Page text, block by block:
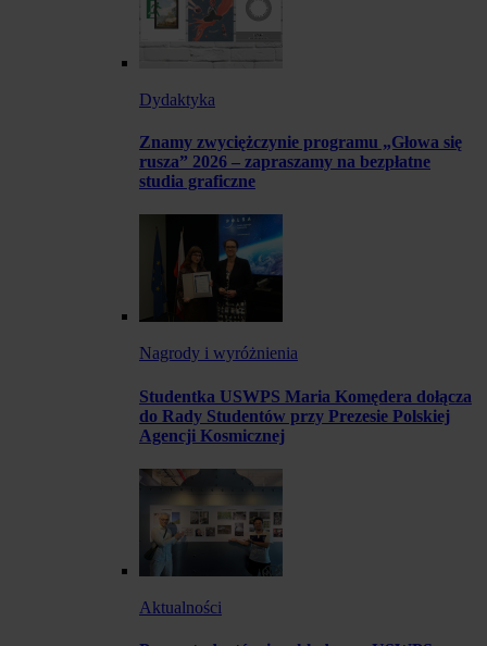
Dydaktyka
Znamy zwyciężczynie programu „Głowa się
rusza” 2026 – zapraszamy na bezpłatne
studia graficzne
Nagrody i wyróżnienia
Studentka USWPS Maria Komędera dołącza
do Rady Studentów przy Prezesie Polskiej
Agencji Kosmicznej
Aktualności